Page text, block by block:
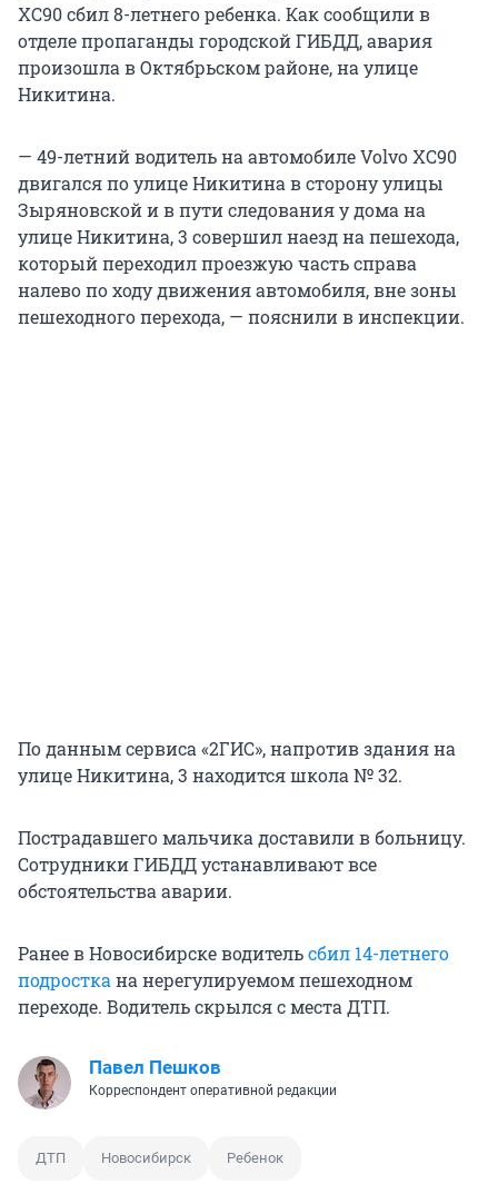
XC90 сбил 8-летнего ребенка. Как сообщили в
отделе пропаганды городской ГИБДД, авария
произошла в Октябрьском районе, на улице
Никитина.
— 49-летний водитель на автомобиле Volvo XC90
двигался по улице Никитина в сторону улицы
Зыряновской и в пути следования у дома на
улице Никитина, 3 совершил наезд на пешехода,
который переходил проезжую часть справа
налево по ходу движения автомобиля, вне зоны
пешеходного перехода, — пояснили в инспекции.
По данным сервиса «2ГИС», напротив здания на
улице Никитина, 3 находится школа № 32.
Пострадавшего мальчика доставили в больницу.
Сотрудники ГИБДД устанавливают все
обстоятельства аварии.
Ранее в Новосибирске водительсбил 14-летнего
подростка на нерегулируемом пешеходном
переходе. Водитель скрылся с места ДТП.
Павел Пешков
Корреспондент оперативной редакции
ДТП Новосибирск Ребенок